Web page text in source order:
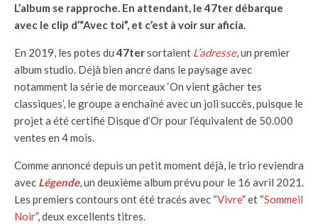
L’album se rapproche. En attendant, le 47ter débarque
avec le clip d’“Avec toi”, et c’est à voir sur aficia.
En 2019, les potes du47tersortaient L’adresse, un premier
album studio. Déjà bien ancré dans le paysage avec
notamment la série de morceaux ‘On vient gâcher tes
classiques’, le groupe a enchaîné avec un joli succès, puisque le
projet a été certifié Disque d’Or pour l’équivalent de 50.000
ventes en 4 mois.
Comme annoncé depuis un petit moment déjà, le trio reviendra
avec Légende, un deuxième album prévu pour le 16 avril 2021.
Les premiers contours ont été tracés avec “Vivre” et “Sommeil
Noir”, deux excellents titres.